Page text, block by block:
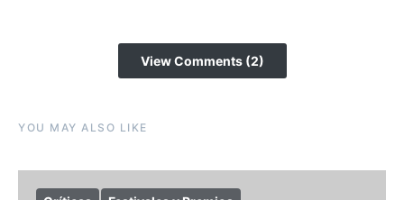
View Comments (2)
YOU MAY ALSO LIKE